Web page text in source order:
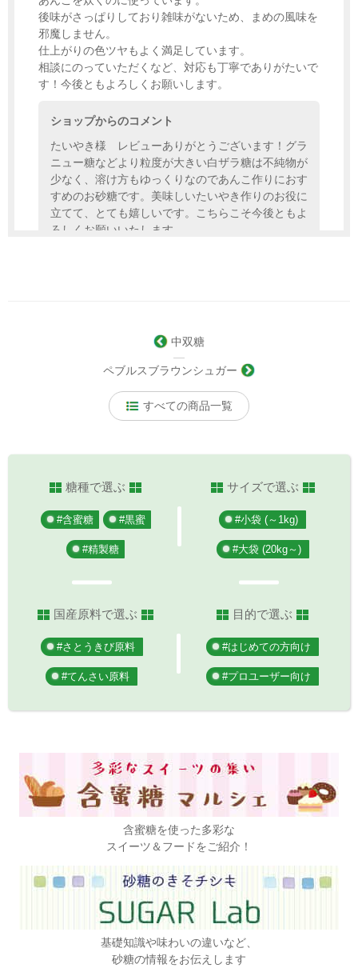
後味がさっぱりしており雑味がないため、まめの風味を
邪魔しません。
仕上がりの色ツヤもよく満足しています。
相談にのっていただくなど、対応も丁寧でありがたいで
す！今後ともよろしくお願いします。
ショップからのコメント
たいやき様 レビューありがとうございます！グラ
ニュー糖などより粒度が大きい白ザラ糖は不純物が
少なく、溶け方もゆっくりなのであんこ作りにおす
すめのお砂糖です。美味しいたいやき作りのお役に
立てて、とても嬉しいです。こちらこそ今後ともよ
ろしくお願いいたします。
中双糖
―
ペブルスブラウンシュガー
すべての商品一覧
糖種で選ぶ
#含蜜糖 #黒蜜
#精製糖
サイズで選ぶ
#小袋 (～1kg)
#大袋 (20kg～)
国産原料で選ぶ
#さとうきび原料
#てんさい原料
目的で選ぶ
#はじめての方向け
#プロユーザー向け
含蜜糖を使った多彩な
スイーツ＆フードをご紹介！
基礎知識や味わいの違いなど、
砂糖の情報をお伝えします